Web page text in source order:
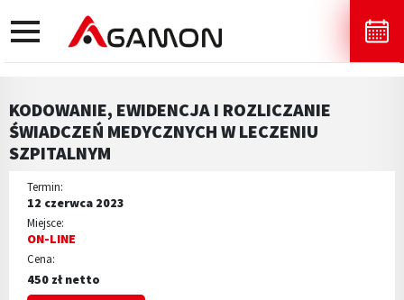
toggle
navigation
KODOWANIE, EWIDENCJA I ROZLICZANIE
ŚWIADCZEŃ MEDYCZNYCH W LECZENIU
SZPITALNYM
Termin:
12 czerwca 2023
Miejsce:
ON-LINE
Cena:
450 zł netto